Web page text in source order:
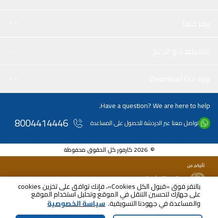
بالنقر فوق «قبول الكل Cookies»، فإنك توافق على تخزين cookies
على جهازك لتحسين التنقل في الموقع وتحليل استخدام الموقع
والمساعدة في جهودنا التسويقية. سياسة الخصوصية SAR195.00
شامل ضريبة القيمة المضافة
Have a question? We are here to help.
تواصل معنا عبر الدردشة للحصول على المساعدة 8004414446
© 2026 كارفور كل الحقوق محفوظة